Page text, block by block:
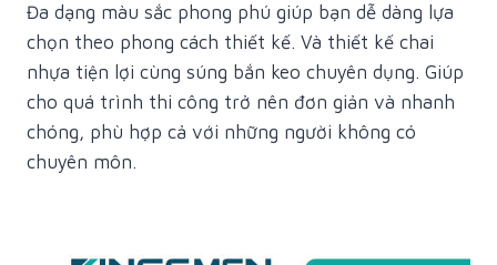
Đa dạng màu sắc phong phú giúp bạn dễ dàng lựa
chọn theo phong cách thiết kế. Và thiết kế chai
nhựa tiện lợi cùng súng bắn keo chuyên dụng. Giúp
cho quá trình thi công trở nên đơn giản và nhanh
chóng, phù hợp cả với những người không có
chuyên môn.